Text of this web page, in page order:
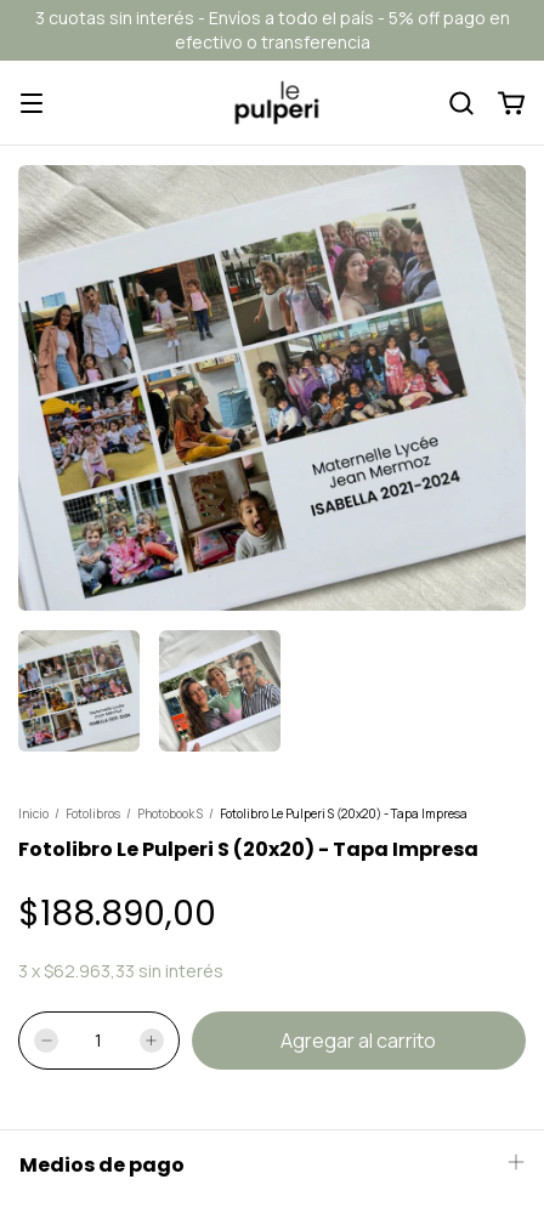
3 cuotas sin interés - Envíos a todo el país - 5% off pago en
efectivo o transferencia
Inicio / Fotolibros / Photobook S / Fotolibro Le Pulperi S (20x20) - Tapa Impresa
Fotolibro Le Pulperi S (20x20) - Tapa Impresa
$188.890,00
3 x$62.963,33 sin interés
Medios de pago